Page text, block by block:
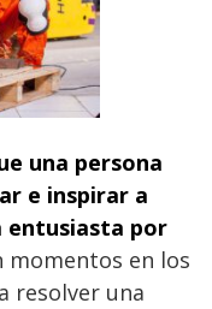
una persona
e inspirar a
entusiasta por
momentos en los
resolver una